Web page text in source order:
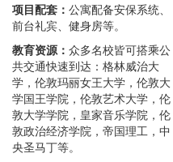
项目配套： 公寓配备安保系统、
前台礼宾、健身房等。
教育资源： 众多名校皆可搭乘公
共交通快速到达：格林威治大
学，伦敦玛丽女王大学，伦敦大
学国王学院，伦敦艺术大学，伦
敦大学学院，皇家音乐学院，伦
敦政治经济学院，帝国理工，中
央圣马丁等。